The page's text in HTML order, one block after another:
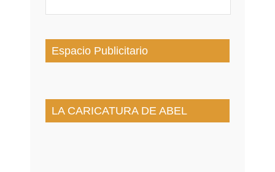
Espacio Publicitario
LA CARICATURA DE ABEL